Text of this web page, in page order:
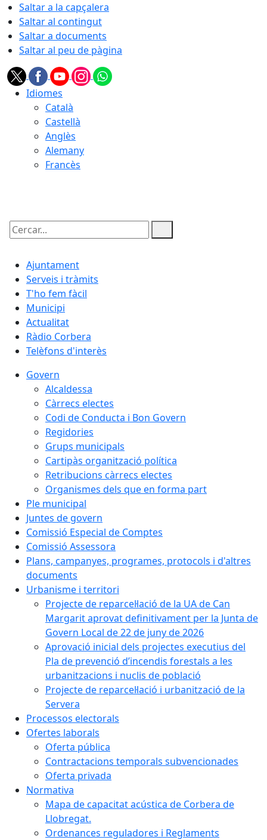
Saltar a la capçalera
Saltar al contingut
Saltar a documents
Saltar al peu de pàgina
Idiomes
Català
Castellà
Anglès
Alemany
Francès
Cercar:
Ajuntament
Serveis i tràmits
T'ho fem fàcil
Municipi
Actualitat
Ràdio Corbera
Telèfons d'interès
Govern
Alcaldessa
Càrrecs electes
Codi de Conducta i Bon Govern
Regidories
Grups municipals
Cartipàs organització política
Retribucions càrrecs electes
Organismes dels que en forma part
Ple municipal
Juntes de govern
Comissió Especial de Comptes
Comissió Assessora
Plans, campanyes, programes, protocols i d'altres
documents
Urbanisme i territori
Projecte de reparcel·lació de la UA de Can
Margarit aprovat definitivament per la Junta de
Govern Local de 22 de juny de 2026
Aprovació inicial dels projectes executius del
Pla de prevenció d’incendis forestals a les
urbanitzacions i nuclis de població
Projecte de reparcel·lació i urbanització de la
Servera
Processos electorals
Ofertes laborals
Oferta pública
Contractacions temporals subvencionades
Oferta privada
Normativa
Mapa de capacitat acústica de Corbera de
Llobregat.
Ordenances reguladores i Reglaments